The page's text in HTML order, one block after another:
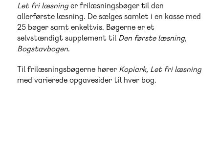
Let fri læsninger frilæsningsbøger til den
allerførste læsning. De sælges samlet i en kasse med
25 bøger samt enkeltvis. Bøgerne er et
selvstændigt supplement til Den første læsning,
Bogstavbogen.
Til frilæsningsbøgerne hører Kopiark, Let fri læsning
med varierede opgavesider til hver bog.